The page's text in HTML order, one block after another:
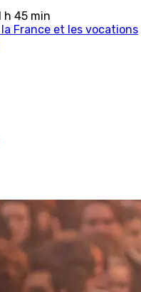
h 45 min
France et les vocations